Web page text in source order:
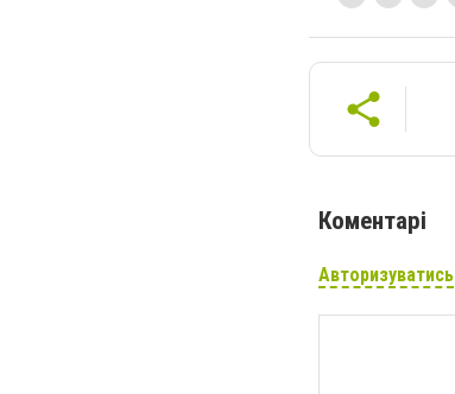
Коментарі
Авторизуватись